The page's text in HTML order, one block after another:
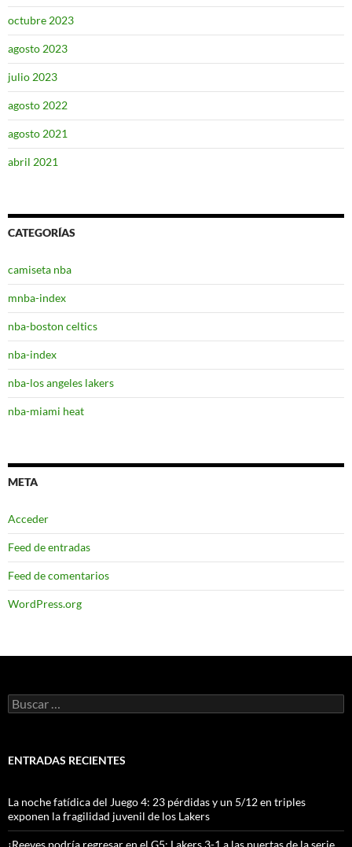
octubre 2023
agosto 2023
julio 2023
agosto 2022
agosto 2021
abril 2021
CATEGORÍAS
camiseta nba
mnba-index
nba-boston celtics
nba-index
nba-los angeles lakers
nba-miami heat
META
Acceder
Feed de entradas
Feed de comentarios
WordPress.org
Buscar:
ENTRADAS RECIENTES
La noche fatídica del Juego 4: 23 pérdidas y un 5/12 en triples
exponen la fragilidad juvenil de los Lakers